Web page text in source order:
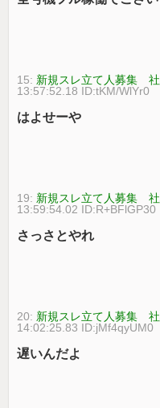
15: 新規スレ立て人募集
13:57:52.18 ID:tKM/WlYr0
はよせーや
19: 新規スレ立て人募集
13:59:54.02 ID:R+BFlGP30
さっさとやれ
20: 新規スレ立て人募集
14:02:25.83 ID:jMf4qyUM0
遅いんだよ